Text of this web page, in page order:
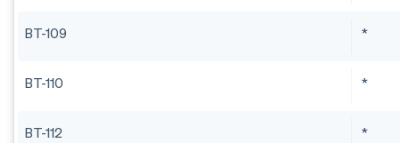
BT-109 *
BT-110 *
BT-112 *